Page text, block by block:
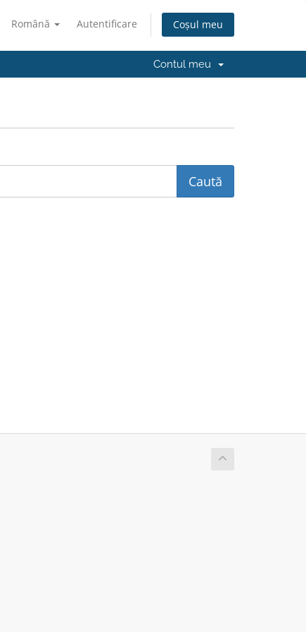
Română Autentificare Coșul meu
Contul meu